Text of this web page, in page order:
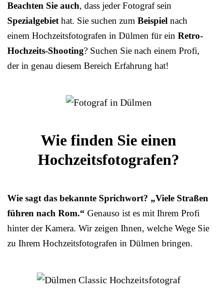
Beachten Sie auch, dass jeder Fotograf sein
Spezialgebiethat. Sie suchen zum Beispiel nach
einem Hochzeitsfotografen in Dülmen für ein Retro-
Hochzeits-Shooting? Suchen Sie nach einem Profi,
der in genau diesem Bereich Erfahrung hat!
Wie finden Sie einen
Hochzeitsfotografen?
Wie sagt das bekannte Sprichwort? „Viele Straßen
führen nach Rom.“ Genauso ist es mit Ihrem Profi
hinter der Kamera. Wir zeigen Ihnen, welche Wege Sie
zu Ihrem Hochzeitsfotografen in Dülmen bringen.